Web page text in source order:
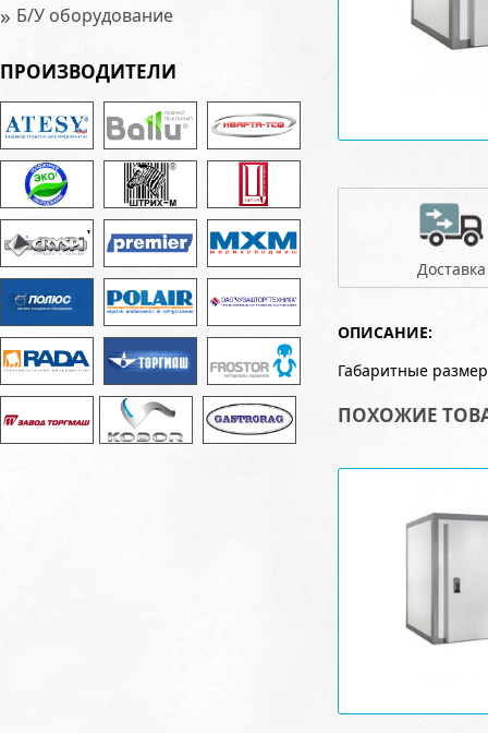
» Б/У оборудование
ПРОИЗВОДИТЕЛИ
Доставка
ОПИСАНИЕ:
Габаритные
ПОХОЖИЕ